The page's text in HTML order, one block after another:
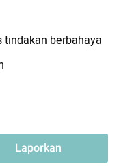
berbahaya
Laporkan